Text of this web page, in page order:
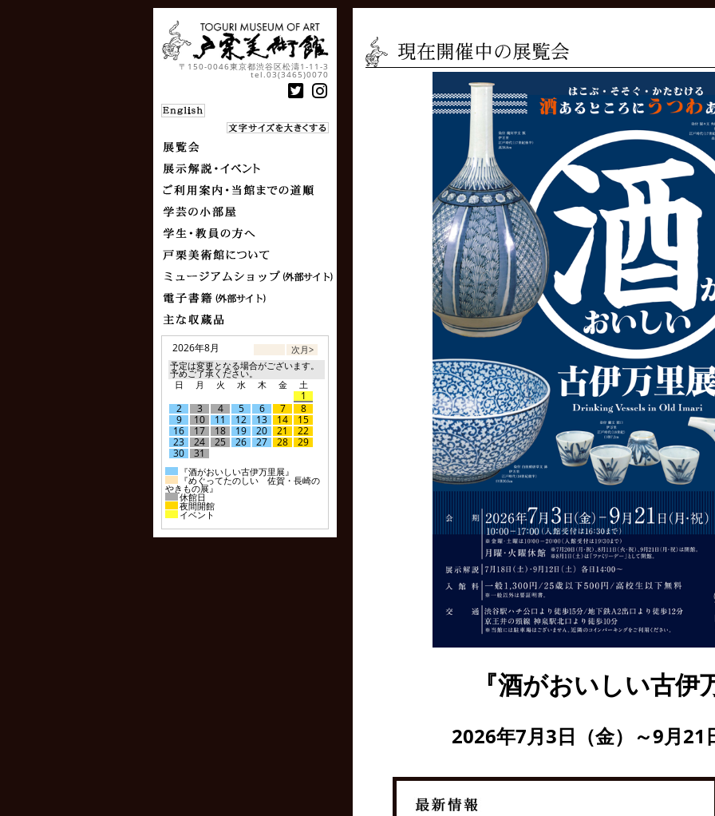
〒150-0046東京都渋谷区松濤1-11-3
tel.03(3465)0070
2026年8月
次月>
予定は変更となる場合がございます。
予めご了承ください。
日
月 火 水 木 金 土
1
2
3 4 5 6 7
8
9
10 11 12 13 14
15
16
17 18 19 20 21
22
23
24 25 26 27 28
29
30
31
『酒がおいしい古伊万里展』
『めぐってたのしい 佐賀・長崎の
やきもの展』
休館日
夜間開館
イベント
『酒がおいしい古伊
2026年7月3日（金）～9月21